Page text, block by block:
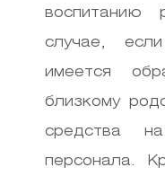
воспитанию
случае,
имеется
близкому
средства
персонала.